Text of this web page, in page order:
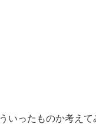
ったものか考えて